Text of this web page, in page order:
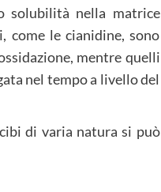
solubilità nella matrice
come le cianidine, sono
mentre quelli
nel tempo a livello del
di varia natura si può